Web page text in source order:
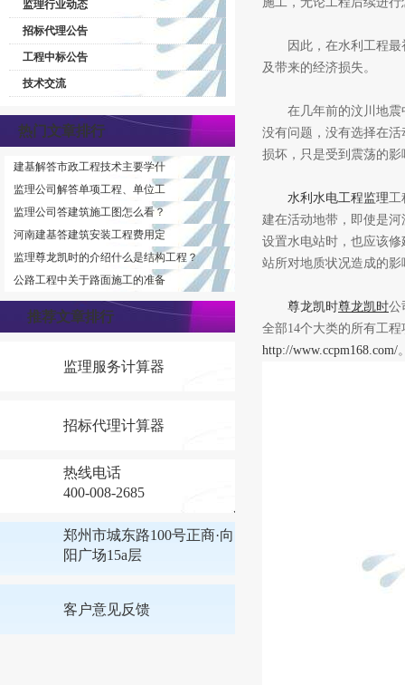
监理行业动态
招标代理公告
工程中标公告
技术交流
热门文章排行
建基解答市政工程技术主要学什
监理公司解答单项工程、单位工
监理公司答建筑施工图怎么看？
河南建基答建筑安装工程费用定
监理尊龙凯时的介绍什么是结构工程？
公路工程中关于路面施工的准备
推荐文章排行
监理服务计算器
招标代理计算器
热线电话
400-008-2685
郑州市城东路100号正商·向
阳广场15a层
客户意见反馈
因此，在水利工程最初
及带来的经济损失。
在几年前的汶川地震中
没有问题，没有选择在
损坏，只是受到震荡的影
水利水电工程监理工
建在活动地带，即使是
设置水电站时，也应该
站所对地质状况造成的影
尊龙凯时尊龙凯时公
全部14个大类的所有工
http://www.ccpm168.com/